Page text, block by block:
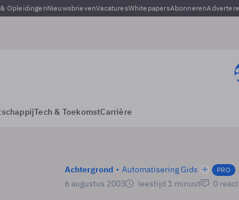
OpleidingenNieuwsbrievenVacaturesWhitepapersAbonneren
Tech & ToekomstCarrière
Achtergrond Automatisering Gids PRO
6 augustus 2003 leestijd 1 minuut 0